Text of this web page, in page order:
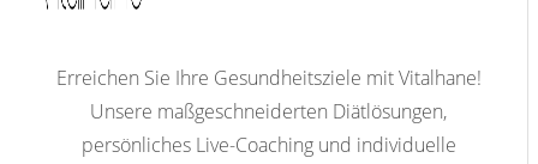
Erreichen Sie Ihre Gesundheitsziele mit Vitalhane!
Unsere maßgeschneiderten Diätlösungen,
persönliches Live-Coaching und individuelle